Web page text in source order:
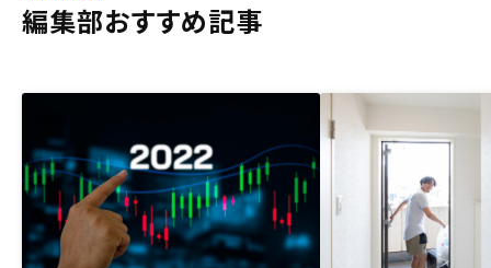
編集部おすすめ記事